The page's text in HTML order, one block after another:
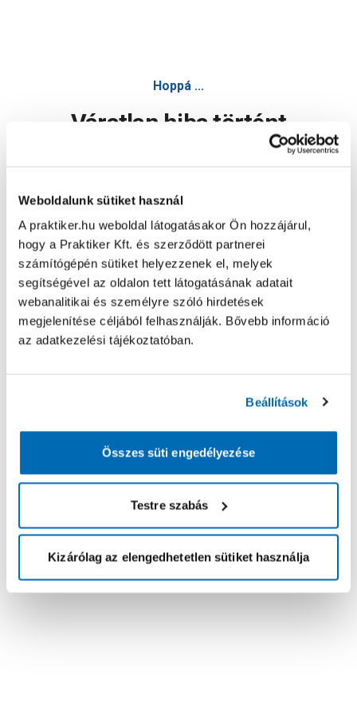
Weboldalunk sütiket használ
A praktiker.hu weboldal látogatásakor Ön hozzájárul,
hogy a Praktiker Kft. és szerződött partnerei
számítógépén sütiket helyezzenek el, melyek
segítségével az oldalon tett látogatásának adatait
webanalitikai és személyre szóló hirdetések
megjelenítése céljából felhasználják. Bővebb információ
az adatkezelési tájékoztatóban.
Beállítások
Összes süti engedélyezése
Testre szabás
Kizárólag az elengedhetetlen sütiket használja
Hoppá ...
Váratlan hiba történt
Oldal újratöltése